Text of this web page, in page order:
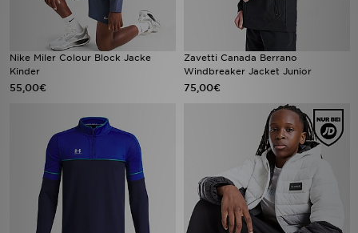
Nike Miler Colour Block Jacke
Kinder
55,00€
Zavetti Canada Berrano
Windbreaker Jacket Junior
75,00€